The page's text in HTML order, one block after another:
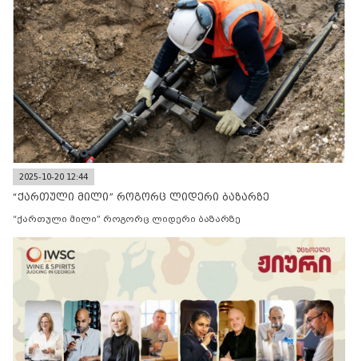
2025-10-20 12:44
“ქართული მილი” როგორც ლიდერი ბაზარზე
“ქართული მილი” როგორც ლიდერი ბაზარზე